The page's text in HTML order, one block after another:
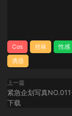
Cos 丝袜 性感
诱惑
上一篇
紧急企划写真
下载